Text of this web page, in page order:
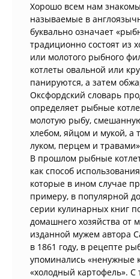
Хорошо всем нам
называемые в
буквально означает
традиционно состоят из
или молотого рыбного
котлеты овальной или
панируются, а затем
Оксфордский словарь
определяет рыбные
молотую рыбу,
хлебом, яйцом и мукой, а
луком, перцем и
В прошлом рыбные
как способ
которые в ином случае
примеру, в популярной
серии кулинарных книг
домашнего хозяйства от
изданной мужем автора
в 1861 году, в рецепте
упоминались «ненужные
«холодный картофель».